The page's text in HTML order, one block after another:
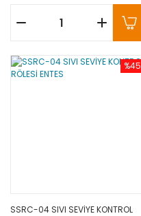
%45
SSRC-04 SIVI SEVİYE KONTROL